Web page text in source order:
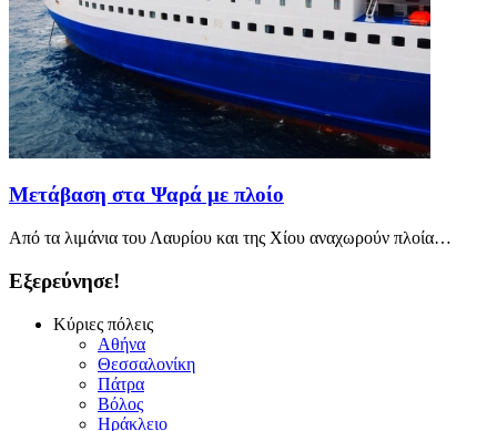
Μετάβαση στα Ψαρά με πλοίο
Από τα λιμάνια του Λαυρίου και της Χίου αναχωρούν πλοία…
Εξερεύνησε!
Κύριες πόλεις
Αθήνα
Θεσσαλονίκη
Πάτρα
Βόλος
Ηράκλειο